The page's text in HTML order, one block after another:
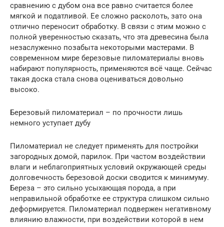
сравнению с дубом она все равно считается более
мягкой и податливой. Ее сложно расколоть, зато она
отлично переносит обработку. В связи с этим можно с
полной уверенностью сказать, что эта древесина была
незаслуженно позабыта некоторыми мастерами. В
современном мире березовые пиломатериалы вновь
набирают популярность, применяются всё чаще. Сейчас
такая доска стала снова оцениваться довольно
высоко.
Березовый пиломатериал – по прочности лишь
немного уступает дубу
Пиломатериал не следует применять для постройки
загородных домой, парилок. При частом воздействии
влаги и неблагоприятных условий окружающей среды
долговечность березовой доски сводится к минимуму.
Береза – это сильно усыхающая порода, а при
неправильной обработке ее структура слишком сильно
деформируется. Пиломатериал подвержен негативному
влиянию влажности, при воздействии которой в нем